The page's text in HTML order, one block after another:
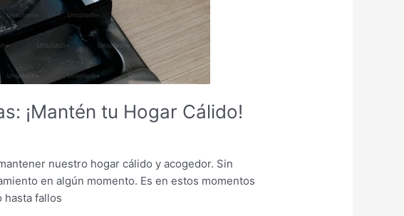
¡Mantén tu Hogar Cálido!
nuestro hogar cálido y acogedor. Sin
en algún momento. Es en estos momentos
hasta fallos